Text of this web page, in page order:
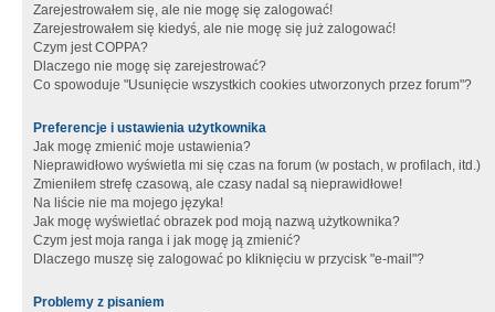
Zarejestrowałem się, ale nie mogę się zalogować!
Zarejestrowałem się kiedyś, ale nie mogę się już zalogować!
Czym jest COPPA?
Dlaczego nie mogę się zarejestrować?
Co spowoduje "Usunięcie wszystkich cookies utworzonych przez forum"?
Preferencje i ustawienia użytkownika
Jak mogę zmienić moje ustawienia?
Nieprawidłowo wyświetla mi się czas na forum (w postach, w profilach, itd.)
Zmieniłem strefę czasową, ale czasy nadal są nieprawidłowe!
Na liście nie ma mojego języka!
Jak mogę wyświetlać obrazek pod moją nazwą użytkownika?
Czym jest moja ranga i jak mogę ją zmienić?
Dlaczego muszę się zalogować po kliknięciu w przycisk "e-mail"?
Problemy z pisaniem